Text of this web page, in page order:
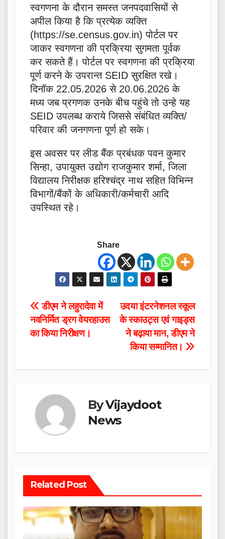
स्वगणना के दौरान समस्त जनपदवासियों से
अपील किया है कि प्रत्येक व्यक्ति
(https://se.census.gov.in) पोर्टल पर
जाकर स्वगणना की प्रक्रिया सुगमता पूर्वक
कर सकते हैं। पोर्टल पर स्वगणना की प्रक्रिया
पूर्ण करने के उपरान्त SEID सुरक्षित रखे।
दिनॉक 22.05.2026 से 20.06.2026 के
मध्य जब प्रगणक उनके बीच पहुंचे तो उन्हे यह
SEID उपलब्ध कराये जिससे संबंधित व्यक्ति/
परिवार की जनगणना पूर्ण हो सके।
इस अवसर पर लीड बैंक प्रबंधक पवन कुमार
सिन्हा, उपायुक्त उद्योग राजकुमार शर्मा, जिला
विद्यालय निरीक्षक हरिश्चंद्र नाथ सहित विभिन्न
विभागों/बैंकों के अधिकारी/कर्मचारी आदि
उपस्थित रहे।
Share
Post
navigation
उदया इंटरनेशनल स्कूल
के स्काउट्स एवं गाइड्स
ने बढ़ाया मान, डीएम ने
किया सम्मानित।
डीएम ने लहुरादेवा में
नवनिर्मित ड्रग वेयरहाउस
का किया निरीक्षण।
ByVijaydoot
News
Related Post